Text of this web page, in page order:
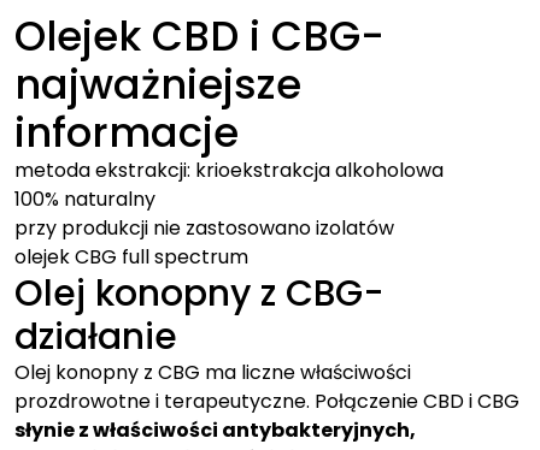
Olejek CBD i CBG-
najważniejsze
informacje
metoda ekstrakcji: krioekstrakcja alkoholowa
100% naturalny
przy produkcji nie zastosowano izolatów
olejek CBG full spectrum
Olej konopny z CBG-
działanie
Olej konopny z CBG ma liczne właściwości
prozdrowotne i terapeutyczne. Połączenie CBD i CBG
słynie z właściwości antybakteryjnych,